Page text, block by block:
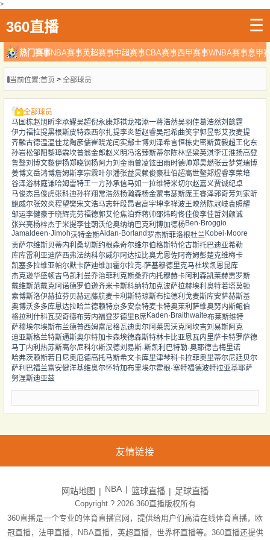
>
360直播 ☰
热门赛事NBA赛事英超赛事中超赛事CBA赛事西甲赛事WNBA赛事意甲
当前位置:首页> 全部球员
全部球员
马国栋赵旭昕李承耀吴超倪永康郑祺龙褚添一蒋浩然吴羽佳葛浩然刘懿霆
伊力福拉提黑根斯皮特森西尔扎提李炎哲赵睿吴冠希曲笑宇郭昱彰艾孜麦提
齐麟古德温温佳龙陶彦儒崔晓龙闫实鄢士博刘泽希言恒栋史密斯黄毅超王化东
孙岩松邹阳黎璋霖坎普翁金郎赵义明冯洺臻斯蒂尔陈林坚梁英淇李江淮扬高登
鲁骜刘博文黎伊扬郑晓钢杨阿力刘金雨曾凌铉田雨时德帅郑昊燃张云梦党瑞博
姜博文岳鸿博詹姆斯李宗霖叶尔潘张益炅赖俊豪杜伯超高世鳌郑煜睿李荣培
谷泽浴林庭谦哈姆雷特王一方孙承信马如一拉维特米切尔赵嘉义贾诚纪卓
马俊杰吕俊虎张科迪孙祥翔常浩然杨瀚森杨金蒙韦瑟斯庞王睿泽郭奇芳刘家昕
鲍威尔张效炎程望樊宋文浩马志轩段昂君高宇坤李祥波王映然陈冠岐袁照耀
邹运李健豪于晓辉克劳福德郭艾伦焦泊乔蒋帅邵炜昀佟佳俊李佳哲刘颜诚
张兴亮杨梓杰于米提李佳朝沃伦奥纳纳 巴克利 博加德杨Ben·Broggio
Jamaldeen·Jimoh沃特金斯Aidan·Borland 罗杰斯菲洛根杜兰Kobei·Moore
贡萨尔维斯贝蒂内利 桑切斯约根森奇尔维尔伯格斯特伦古斯托巴迪亚希勒
库库雷利亚迪萨西弗法纳科尔威尔阿达拉比奥尤恩佐阿奇姆彭楚克维梅卡
凯塞多拉维亚帕尔默卡萨迪维加霍尔拉克-萨基穆德里克马杜埃凯恩昆库
杰克逊华盛顿吉乌凯利曼乔治菲利克斯桑乔内托穆赫卡阿利森凯莱赫贾罗斯
戴维斯范戴克阿诺德罗伯逊齐米卡斯科纳特加克波萨拉赫埃利奥特若塔莫顿
索博斯洛伊赫拉芬贝赫远藤航麦卡利斯特琼斯布拉德利 戈麦斯库安萨赫斯基
奥博沃多多库恩达拉哈兰德赖特京多安奈特麦卡特奥莱利 萨维奥努内斯鲍伯
格拉利什科瓦契奇德布劳内福登罗德里 B席Kaden·Braithwaite布莱斯维特
萨穆埃尔埃斯布兰德普西姆富尼格瓦迪奥尔阿莱恩沃克阿坎吉刘易斯阿克
迪亚斯格兰特斯通斯奥尔特加卡森埃德森斯特林卡比亚恩瓦内里萨卡特罗萨德
马丁内利 热苏斯高尔尼科尔斯汉德刘易斯·斯凯利 巴特勒-奥耶德吉梅里诺
哈弗茨赖斯若日尼奥厄德高托马斯希文卡库里津琴科卡拉菲奥里蒂尔尼廷贝尔
萨利巴福兰富安健洋基维奥尔怀特加布里埃尔霍根·塞特福德波特拉亚基耶萨
努涅斯迪亚兹
友情链接
网站地图 NBA 篮球直播 足球直播
Copyright ? 2026 360直播版权所有
360直播是一个专业的体育直播官网，提供给用户们高清在线体育直播，欧
冠直播，法甲直播，NBA直播，英超直播，世界杯直播等。360直播还提供